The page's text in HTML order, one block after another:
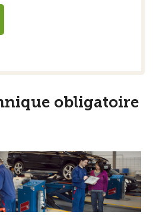
obligatoire